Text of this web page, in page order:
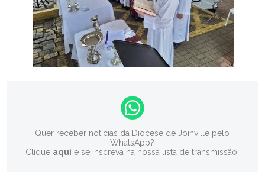
Quer receber notícias da Diocese de Joinville pelo
WhatsApp?
Clique aqui e se inscreva na nossa lista de transmissão.